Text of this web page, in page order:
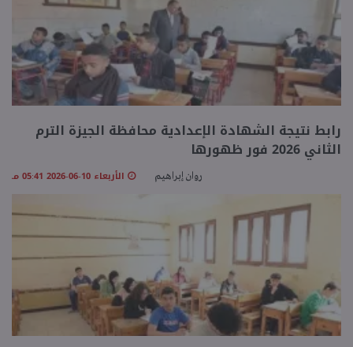
رابط نتيجة الشهادة الإعدادية محافظة الجيزة الترم
الثاني 2026 فور ظهورها
روان إبراهيم الأربعاء 10-06-2026 05:41 مـ